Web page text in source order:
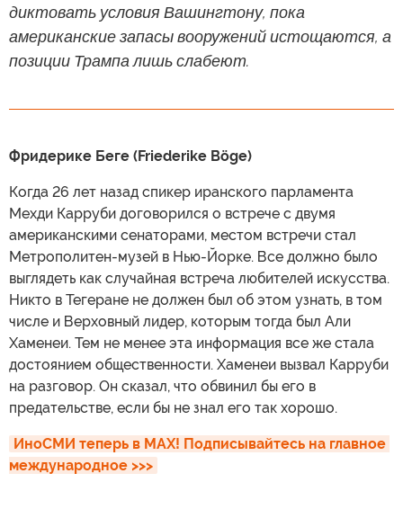
диктовать условия Вашингтону, пока
американские запасы вооружений истощаются, а
позиции Трампа лишь слабеют.
Фридерике Беге (Friederike Böge)
Когда 26 лет назад спикер иранского парламента
Мехди Карруби договорился о встрече с двумя
американскими сенаторами, местом встречи стал
Метрополитен-музей в Нью-Йорке. Все должно было
выглядеть как случайная встреча любителей искусства.
Никто в Тегеране не должен был об этом узнать, в том
числе и Верховный лидер, которым тогда был Али
Хаменеи. Тем не менее эта информация все же стала
достоянием общественности. Хаменеи вызвал Карруби
на разговор. Он сказал, что обвинил бы его в
предательстве, если бы не знал его так хорошо.
ИноСМИ теперь в MAX! Подписывайтесь на главное
международное >>>